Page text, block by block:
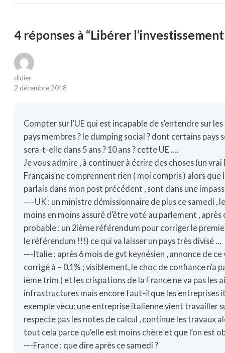
4 réponses à “Libérer
didier
2 décembre 2018
Compter sur l’UE qui est incapable de s’entendre sur
pays membres ? le dumping social ? dont certains pays
sera-t-elle dans 5 ans ? 10 ans ? cette UE ….
Je vous admire , à continuer à écrire des choses (un
Français ne comprennent rien ( moi compris ) alors que
parlais dans mon post précédent , sont dans une
—–UK : un ministre démissionnaire de plus ce samedi ,
moins en moins assuré d’être voté au parlement , après
probable : un 2ième référendum pour corriger le
le référendum !!!) ce qui va laisser un pays très divisé …
—-Italie : après 6 mois de gvt keynésien , annonce de
corrigé à – 0,1% ; visiblement, le choc de confiance n’a
ième trim ( et les crispations de la France ne va pas les
infrastructures mais encore faut-il que les entreprises
exemple vécu: une entreprise italienne vient travailler
respecte pas les notes de calcul , continue les travaux
tout cela parce qu’elle est moins chère et que l’on est
—-France : que dire après ce samedi ?